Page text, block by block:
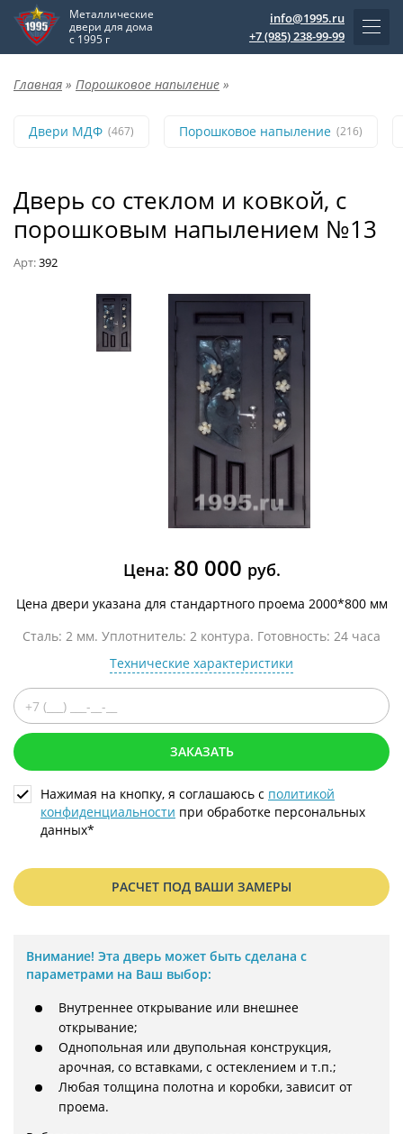
Металлические
двери для дома
с 1995 г
info@1995.ru
+7 (985) 238-99-99
Главная » Порошковое напыление »
Двери МДФ (467) Порошковое напыление (216)
Дверь со стеклом и ковкой, с
порошковым напылением №13
Арт:392
Цена: 80 000 руб.
Цена двери указана для стандартного проема 2000*800 мм
Сталь: 2 мм. Уплотнитель: 2 контура. Готовность: 24 часа
Технические характеристики
ЗАКАЗАТЬ
Нажимая на кнопку, я соглашаюсь с политикой
конфиденциальности при обработке персональных
данных*
РАСЧЕТ ПОД ВАШИ ЗАМЕРЫ
Внимание! Эта дверь может быть сделана с
параметрами на Ваш выбор:
Внутреннее открывание или внешнее
открывание;
Однопольная или двупольная конструкция,
арочная, со вставками, с остеклением и т.п.;
Любая толщина полотна и коробки, зависит от
проема.